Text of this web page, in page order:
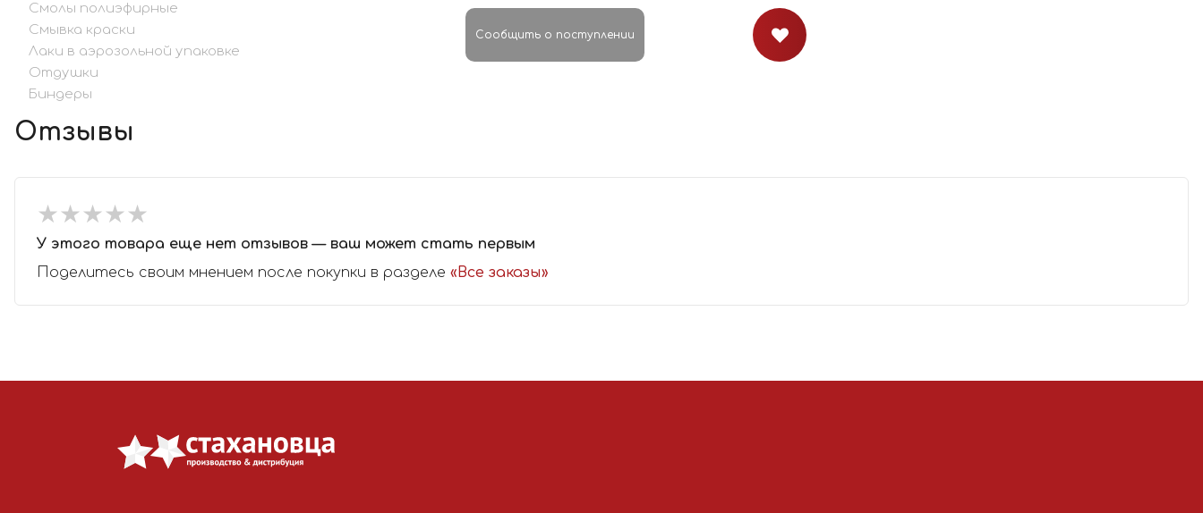
Смолы полиэфирные
Смывка краски
Лаки в аэрозольной упаковке
Отдушки
Биндеры
Сообщить о поступлении
Отзывы
★★★★★
★★★★★
У этого товара еще нет отзывов — ваш может стать первым
Поделитесь своим мнением после покупки в разделе «Все заказы»